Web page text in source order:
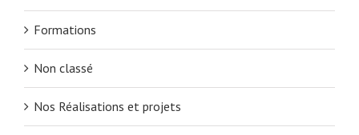
Formations
Non classé
Nos Réalisations et projets